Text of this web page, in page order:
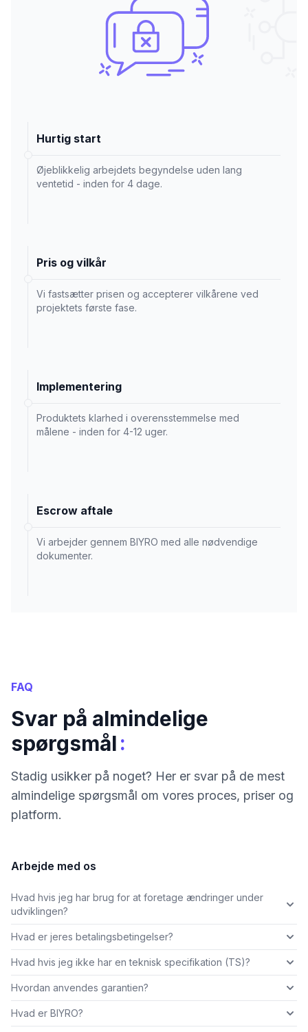
Hurtig start
Øjeblikkelig arbejdets begyndelse uden lang
ventetid - inden for 4 dage.
Pris og vilkår
Vi fastsætter prisen og accepterer vilkårene ved
projektets første fase.
Implementering
Produktets klarhed i overensstemmelse med
målene - inden for 4-12 uger.
Escrow aftale
Vi arbejder gennem BIYRO med alle nødvendige
dokumenter.
FAQ
Svar på almindelige
spørgsmål:
Stadig usikker på noget? Her er svar på de mest
almindelige spørgsmål om vores proces, priser og
platform.
Arbejde med os
Hvad hvis jeg har brug for at foretage ændringer under
udviklingen?
Hvad er jeres betalingsbetingelser?
Hvad hvis jeg ikke har en teknisk specifikation (TS)?
Hvordan anvendes garantien?
Hvad er BIYRO?